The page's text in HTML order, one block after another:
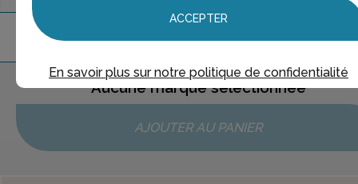
marquetrouvée
Aucune marque sélectionnée
AJOUTER AU PANIER
ACCEPTER
En savoir plus sur notre politique de confidentialité